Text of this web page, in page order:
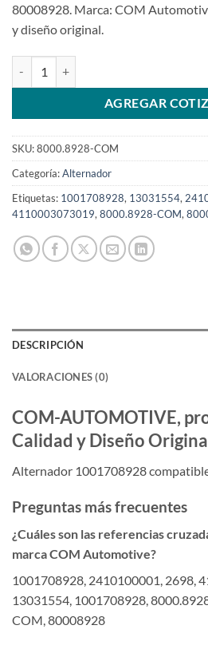
80008928. Marca: COM
y diseño original.
AGREGAR
SKU:8000.8928-COM
Categoría:Alternador
Etiquetas: 1001708928, 13031554,
4110003073019, 8000.8928-COM,
DESCRIPCIÓN
VALORACIONES (0)
COM-AUTOMOTIVE,
Calidad y Diseño
Alternador 1001708928
Preguntas más frecuentes
¿Cuáles son las referencias
marca COM Automotive?
1001708928, 2410100001, 2698,
13031554, 1001708928,
COM, 80008928